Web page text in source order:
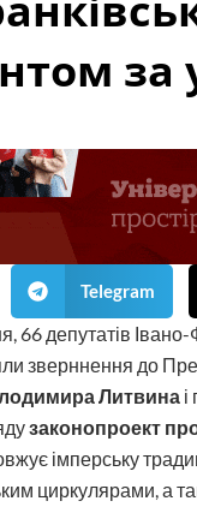
за
Telegram
66 депутатів
зверннення до
Литвина
законопроект
імперську
циркулярами, а